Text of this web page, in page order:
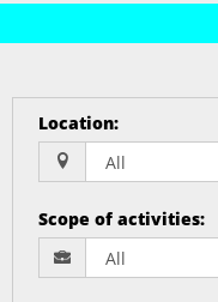
Location:
Scope of activities: